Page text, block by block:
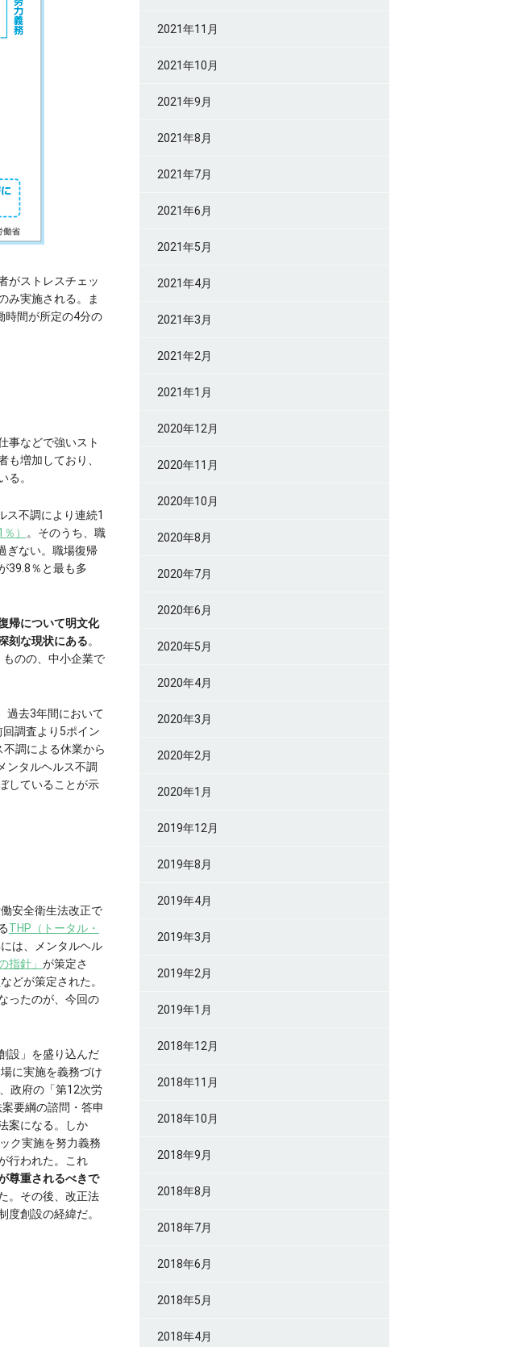
がストレスチェッ
み実施される。ま
時間が所定の4分の
事などで強いスト
増加しており、
る。
ス不調により連続1
） 。そのうち、職
ぎない。職場復帰
39.8％と最も多
帰について明文化
刻な現状にある。
のの、中小企業で
過去3年間において
調査より5ポイン
調による休業から
ンタルヘルス不調
していることが示
安全衛生法改正で
THP（トータル・
は、メンタルヘル
指針」 が策定さ
などが策定された。
ったのが、今回の
設」を盛り込んだ
に実施を義務づけ
政府の「第12次労
要綱の諮問・答申
案になる。しか
ク実施を努力義務
行われた。これ
尊重されるべきで
。その後、改正法
創設の経緯だ。
2021年11月
2021年10月
2021年9月
2021年8月
2021年7月
2021年6月
2021年5月
2021年4月
2021年3月
2021年2月
2021年1月
2020年12月
2020年11月
2020年10月
2020年8月
2020年7月
2020年6月
2020年5月
2020年4月
2020年3月
2020年2月
2020年1月
2019年12月
2019年8月
2019年4月
2019年3月
2019年2月
2019年1月
2018年12月
2018年11月
2018年10月
2018年9月
2018年8月
2018年7月
2018年6月
2018年5月
2018年4月